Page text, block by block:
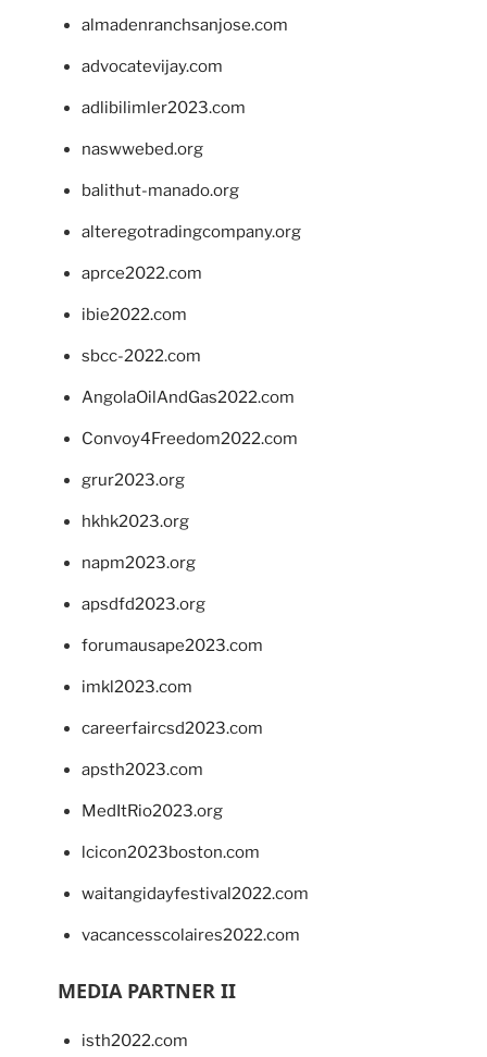
almadenranchsanjose.com
advocatevijay.com
adlibilimler2023.com
naswwebed.org
balithut-manado.org
alteregotradingcompany.org
aprce2022.com
ibie2022.com
sbcc-2022.com
AngolaOilAndGas2022.com
Convoy4Freedom2022.com
grur2023.org
hkhk2023.org
napm2023.org
apsdfd2023.org
forumausape2023.com
imkl2023.com
careerfaircsd2023.com
apsth2023.com
MedItRio2023.org
lcicon2023boston.com
waitangidayfestival2022.com
vacancesscolaires2022.com
MEDIA PARTNER II
isth2022.com